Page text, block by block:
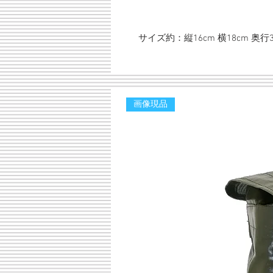
サイズ約：縦16cm 横18cm 奥行
画像現品